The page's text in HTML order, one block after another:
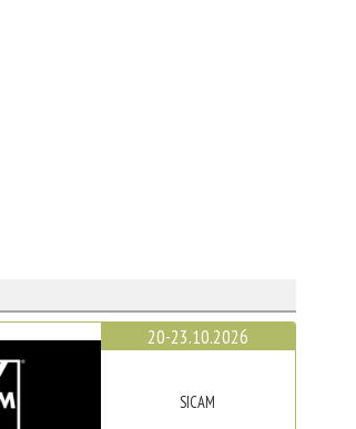
20-23.10.2026
SICAM